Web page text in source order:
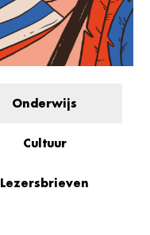
Onderwijs
Cultuur
Lezersbrieven